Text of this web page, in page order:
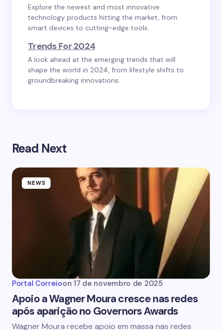
Explore the newest and most innovative
technology products hitting the market, from
smart devices to cutting-edge tools.
Trends For 2024
A look ahead at the emerging trends that will
shape the world in 2024, from lifestyle shifts to
groundbreaking innovations.
Read Next
NEWS
Portal Correioon 17 de novembro de 2025
Apoio a Wagner Moura cresce nas redes
após aparição no Governors Awards
Wagner Moura recebe apoio em massa nas redes